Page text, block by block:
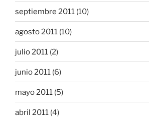
septiembre 2011 (10)
agosto 2011 (10)
julio 2011 (2)
junio 2011 (6)
mayo 2011 (5)
abril 2011 (4)